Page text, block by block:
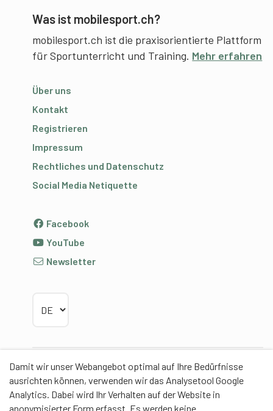
Damit wir unser Webangebot optimal auf Ihre Bedürfnisse
ausrichten können, verwenden wir das Analysetool Google
Analytics. Dabei wird Ihr Verhalten auf der Website in
anonymisierter Form erfasst. Es werden keine
Was ist mobilesport.ch?
mobilesport.ch ist die praxisorientierte Plattform
für Sportunterricht und Training. Mehr erfahren
Über uns
Kontakt
Registrieren
Impressum
Rechtliches und Datenschutz
Social Media Netiquette
Facebook
YouTube
Newsletter
Partner